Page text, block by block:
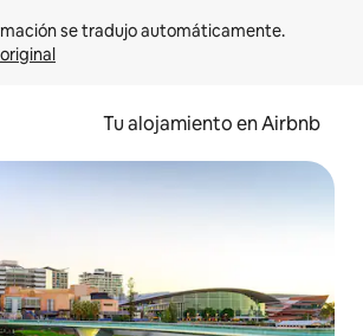
Tu alojamiento en Airbnb